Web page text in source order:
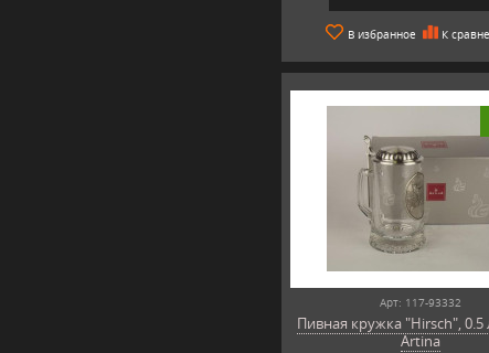
В избранное К
Арт: 117-93332
Пивная кружка "Hirsch", 0.5
Artina